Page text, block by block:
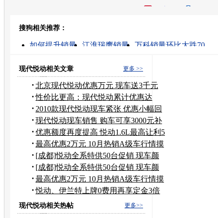
转发至：
搜狗相关推荐：
如何提升销量 江淮瑞鹰销量
万科销量环比大跌70
vancl销量
手机销量排行榜 奶粉销量排行榜
更多 >>
现代悦动相关文章
北京现代悦动优惠万元 现车送3千元
装潢
性价比更高：现代悦动累计优惠达
8000元
2010款现代悦动现车紧张 优惠小幅回
收
现代悦动现车销售 购车可享3000元补
贴
优惠额度再度提高 悦动1.6L最高让利5
千
最高优惠2万元 10月热销A级车行情摸
底
[成都]悦动全系特供50台促销 现车颜
色足
[成都]悦动全系特供50台促销 现车颜
色足
最高优惠2万元 10月热销A级车行情摸
底
悦动、伊兰特上牌0费用再享定金3倍
抵用
更多>>
现代悦动相关热帖